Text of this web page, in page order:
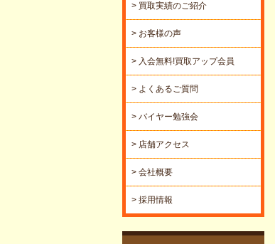
> 買取実績のご紹介
> お客様の声
> 入会無料!買取アップ会員
> よくあるご質問
> バイヤー勉強会
> 店舗アクセス
> 会社概要
> 採用情報